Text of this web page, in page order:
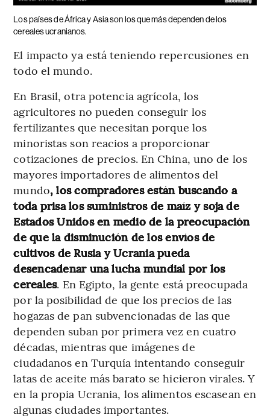
Los países de África y Asia son los que más dependen de los
cereales ucranianos.
El impacto ya está teniendo repercusiones en
todo el mundo.
En Brasil, otra potencia agrícola, los
agricultores no pueden conseguir los
fertilizantes que necesitan porque los
minoristas son reacios a proporcionar
cotizaciones de precios. En China, uno de los
mayores importadores de alimentos del
mundo, los compradores están buscando a
toda prisa los suministros de maíz y soja de
Estados Unidos en medio de la preocupación
de que la disminución de los envíos de
cultivos de Rusia y Ucrania pueda
desencadenar una lucha mundial por los
cereales. En Egipto, la gente está preocupada
por la posibilidad de que los precios de las
hogazas de pan subvencionadas de las que
dependen suban por primera vez en cuatro
décadas, mientras que imágenes de
ciudadanos en Turquía intentando conseguir
latas de aceite más barato se hicieron virales. Y
en la propia Ucrania, los alimentos escasean en
algunas ciudades importantes.